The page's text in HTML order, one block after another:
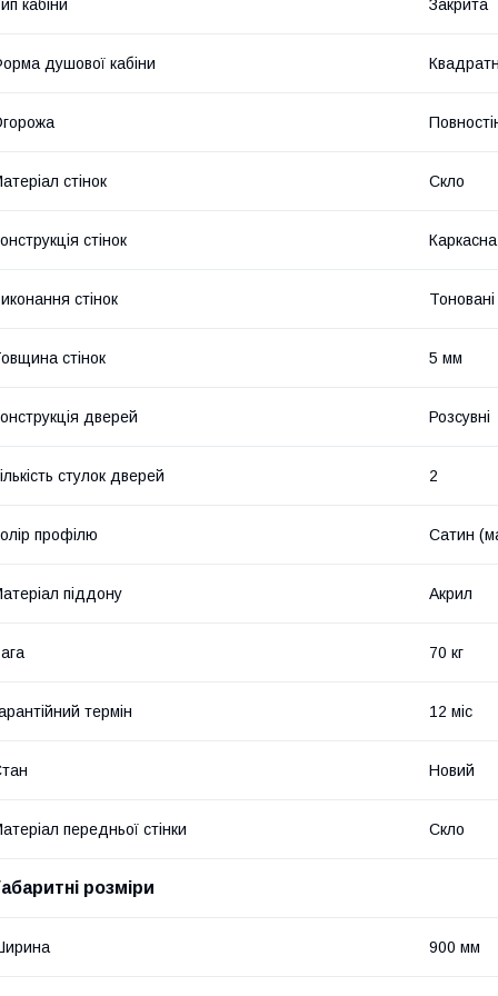
кабіни Закрита
душової кабіни
стінок Скло
стінок Каркасна
стінок Тоновані
стінок 5 мм
дверей Розсувні
стулок дверей 2
профілю Сатин
піддону Акрил
70 кг
термін 12 міс
Новий
передньої стінки Скло
розміри
900 мм